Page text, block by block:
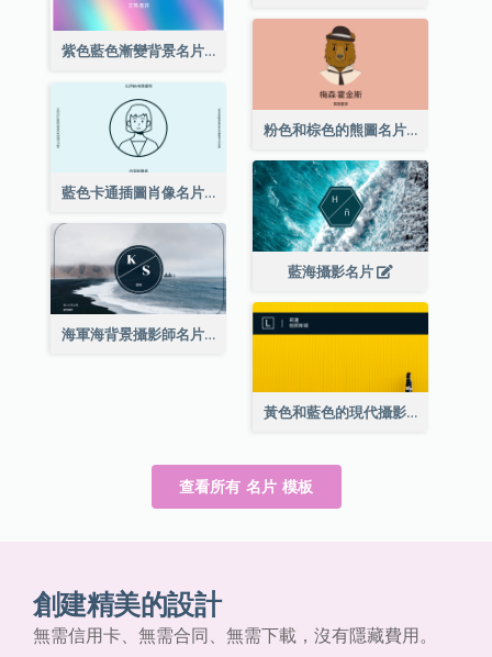
紫色藍色漸變背景名片
粉色和棕色的熊圖名片
藍色卡通插圖肖像名片
藍海攝影名片
海軍海背景攝影師名片
黃色和藍色的現代攝影師名片
查看所有 名片 模板
創建精美的設計
無需信用卡、無需合同、無需下載，沒有隱藏費用。